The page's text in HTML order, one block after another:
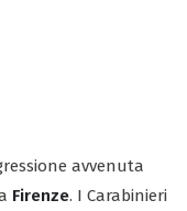
avvenuta
Firenze. I Carabinieri